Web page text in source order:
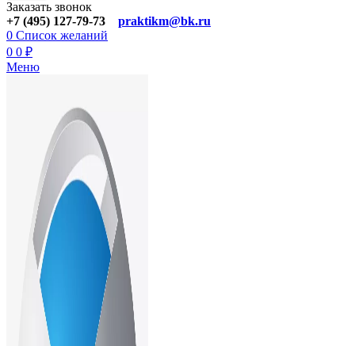
Заказать звонок
+7 (495) 127-79-73
praktikm@bk.ru
0 Список желаний
0 0 ₽
Меню